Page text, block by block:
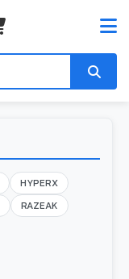
HYPERX
RAZEAK